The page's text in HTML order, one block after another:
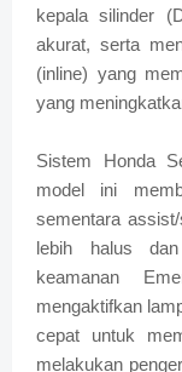
kepala silinder
akurat, serta
(inline) yang
yang
Sistem Honda
model ini
sementara
lebih halus
keamanan
mengaktifkan
cepat untuk
melakukan